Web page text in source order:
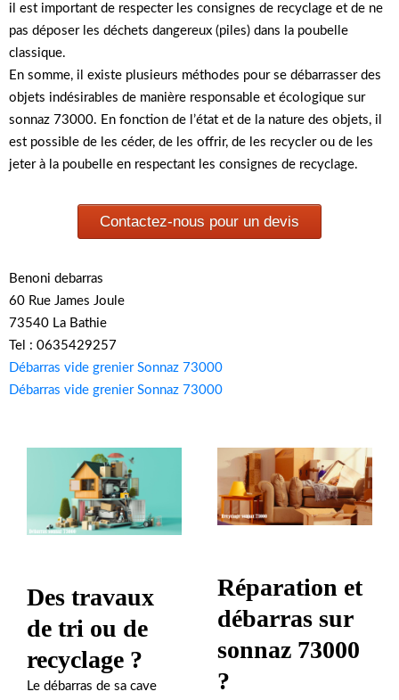
il est important de respecter les consignes de recyclage et de ne
pas déposer les déchets dangereux (piles) dans la poubelle
classique.
En somme, il existe plusieurs méthodes pour se débarrasser des
objets indésirables de manière responsable et écologique sur
sonnaz 73000. En fonction de l’état et de la nature des objets, il
est possible de les céder, de les offrir, de les recycler ou de les
jeter à la poubelle en respectant les consignes de recyclage.
Contactez-nous pour un devis
Benoni debarras
60 Rue James Joule
73540 La Bathie
Tel : 0635429257
Débarras vide grenier Sonnaz 73000
Débarras vide grenier Sonnaz 73000
Des travaux
de tri ou de
recyclage ?
Le débarras de sa cave
Réparation et
débarras sur
sonnaz 73000
?